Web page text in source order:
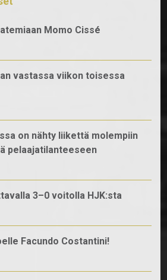
Momo Cissé
vastassa viikon toisessa
on nähty liikettä molempiin
pelaajatilanteeseen
3–0 voitolla HJK:sta
Facundo Costantini!